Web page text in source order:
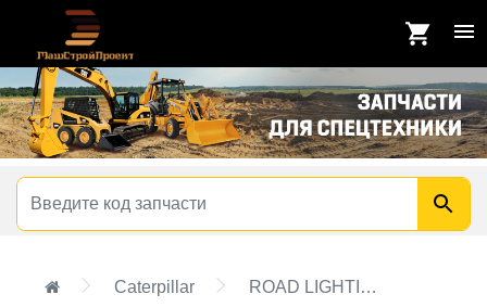
Caterpillar ROAD LIGHTING GROUP